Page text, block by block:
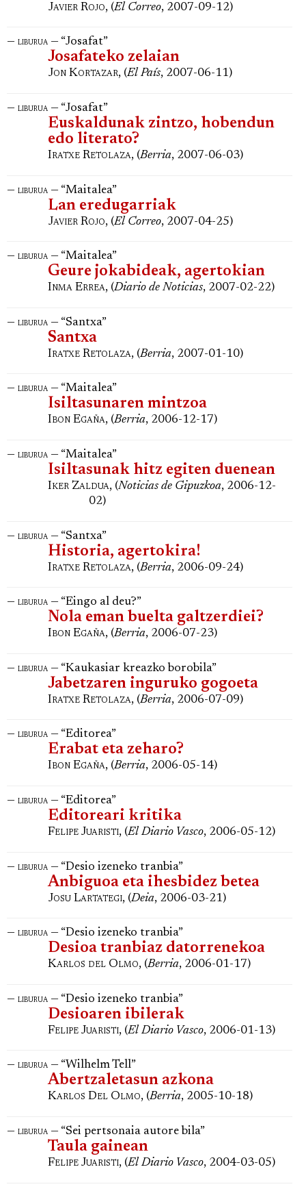
Javier Rojo, (El Correo, 2007-09-12)
— liburua — “Josafat”
Josafateko zelaian
Jon Kortazar, (El País, 2007-06-11)
— liburua — “Josafat”
Euskaldunak zintzo, hobendun
edo literato?
Iratxe Retolaza, (Berria, 2007-06-03)
— liburua — “Maitalea”
Lan eredugarriak
Javier Rojo, (El Correo, 2007-04-25)
— liburua — “Maitalea”
Geure jokabideak, agertokian
Inma Errea, (Diario de Noticias, 2007-02-22)
— liburua — “Santxa”
Santxa
Iratxe Retolaza, (Berria, 2007-01-10)
— liburua — “Maitalea”
Isiltasunaren mintzoa
Ibon Egaña, (Berria, 2006-12-17)
— liburua — “Maitalea”
Isiltasunak hitz egiten duenean
Iker Zaldua, (Noticias de Gipuzkoa, 2006-12-
02)
— liburua — “Santxa”
Historia, agertokira!
Iratxe Retolaza, (Berria, 2006-09-24)
— liburua — “Eingo al deu?”
Nola eman buelta galtzerdiei?
Ibon Egaña, (Berria, 2006-07-23)
— liburua — “Kaukasiar kreazko borobila”
Jabetzaren inguruko gogoeta
Iratxe Retolaza, (Berria, 2006-07-09)
— liburua — “Editorea”
Erabat eta zeharo?
Ibon Egaña, (Berria, 2006-05-14)
— liburua — “Editorea”
Editoreari kritika
Felipe Juaristi, (El Diario Vasco, 2006-05-12)
— liburua — “Desio izeneko tranbia”
Anbiguoa eta ihesbidez betea
Josu Lartategi, (Deia, 2006-03-21)
— liburua — “Desio izeneko tranbia”
Desioa tranbiaz datorrenekoa
Karlos del Olmo, (Berria, 2006-01-17)
— liburua — “Desio izeneko tranbia”
Desioaren ibilerak
Felipe Juaristi, (El Diario Vasco, 2006-01-13)
— liburua — “Wilhelm Tell”
Abertzaletasun azkona
Karlos Del Olmo, (Berria, 2005-10-18)
— liburua — “Sei pertsonaia autore bila”
Taula gainean
Felipe Juaristi, (El Diario Vasco, 2004-03-05)